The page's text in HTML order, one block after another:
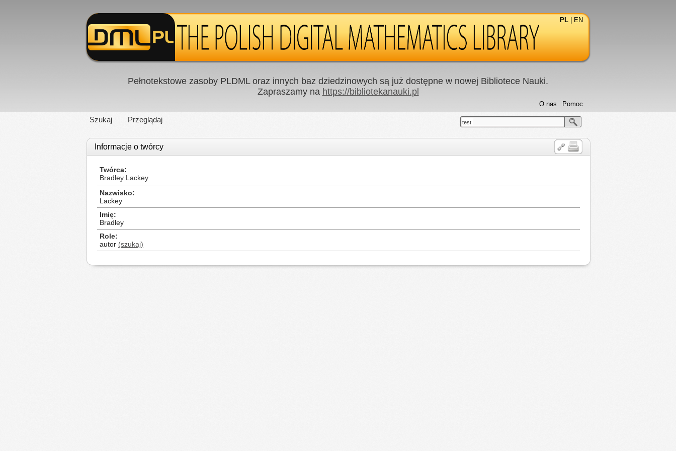
PL EN
Pełnotekstowe zasoby PLDML oraz innych baz dziedzinowych są już dostępne w nowej Bibliotece Nauki.
Zapraszamy na https://bibliotekanauki.pl
Szukaj Przeglądaj
Pomoc
O nas
test
Informacje o twórcy
Twórca
Bradley Lackey
Nazwisko
Lackey
Imię
Bradley
Role
autor (szukaj)